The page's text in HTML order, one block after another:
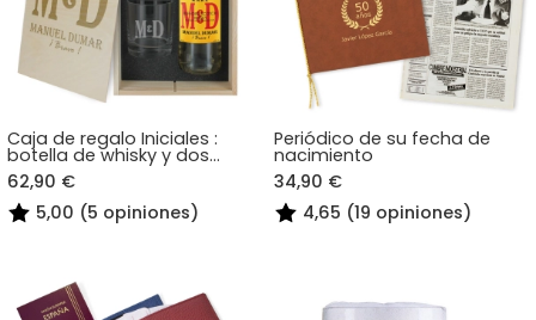
Caja de regalo Iniciales :
botella de whisky y dos
vasos
62,90 €
5,00 (5 opiniones)
Periódico de su fecha de
nacimiento
34,90 €
4,65 (19 opiniones)